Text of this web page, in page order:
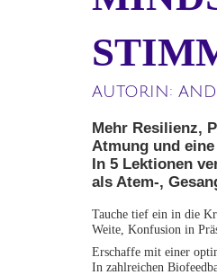
AUTORIN:
Mehr Resilienz,
Atmung und
In 5 Lektionen
als Atem-,
Tauche tief ein in die
Weite, Konfusion in
Erschaffe mit einer
In zahlreichen